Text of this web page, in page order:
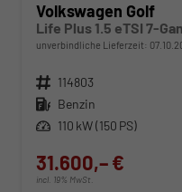
Volkswagen Golf
Life Plus 1.5 eTSI 7-
unverbindliche Lieferzeit:
Fahrzeugnr. 114803
Kraftstoff Benzin
Leistung 110 kW (150 PS)
31.600,– €
incl. 19% MwSt.